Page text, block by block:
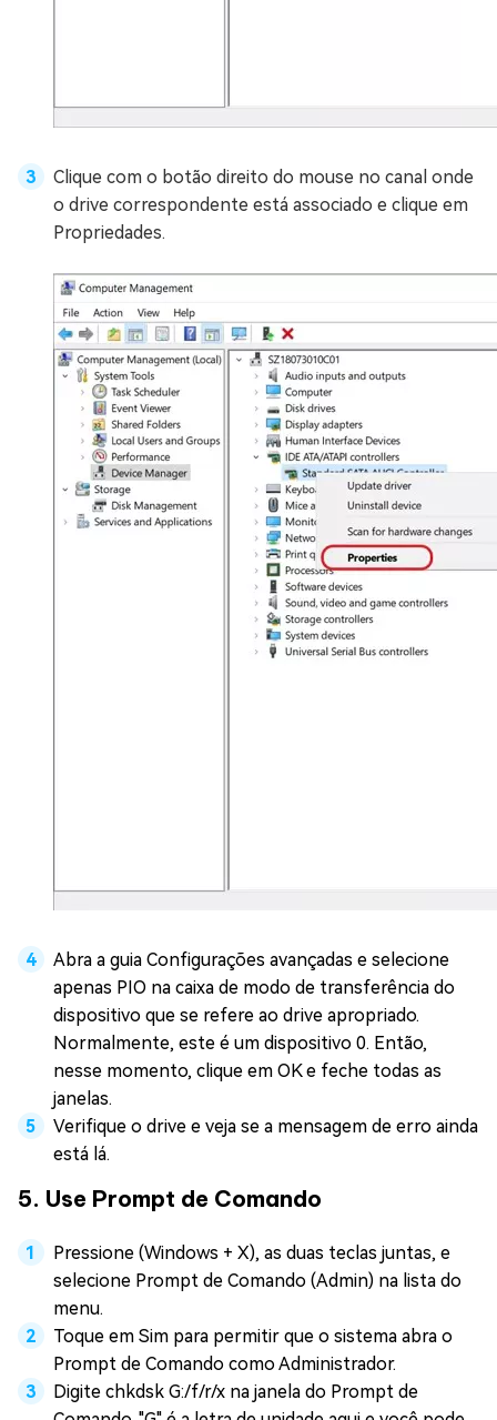
Clique com o botão direito do mouse no canal onde
o drive correspondente está associado e clique em
Propriedades.
Abra a guia Configurações avançadas e selecione
apenas PIO na caixa de modo de transferência do
dispositivo que se refere ao drive apropriado.
Normalmente, este é um dispositivo 0. Então,
nesse momento, clique em OK e feche todas as
janelas.
Verifique o drive e veja se a mensagem de erro ainda
está lá.
5. Use Prompt de Comando
Pressione (Windows + X), as duas teclas juntas, e
selecione Prompt de Comando (Admin) na lista do
menu.
Toque em Sim para permitir que o sistema abra o
Prompt de Comando como Administrador.
Digite chkdsk G:/f/r/x na janela do Prompt de